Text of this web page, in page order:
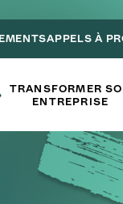
APPELS À
TRANSFORMER
ENTREPRISE